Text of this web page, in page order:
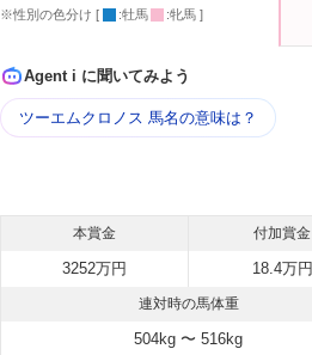
※性別の色分け [ :牡馬 :牝馬 ]
Agent i に聞いてみよう
ツーエムクロノス 馬名の意味は？
本賞金 付加賞金
3252万円 18.4万円
連対時の馬体重
504kg 〜 516kg